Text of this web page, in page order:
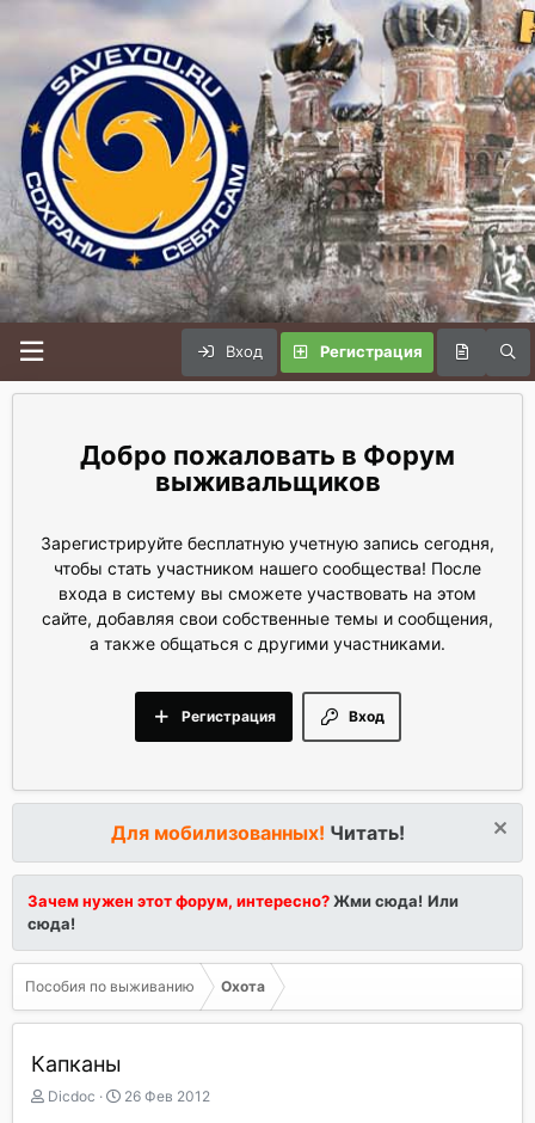
Вход Регистрация
Форум
выживальщиков
Зарегистрируйте бесплатную учетную запись сегодня,
чтобы стать участником нашего сообщества! После
входа в систему вы сможете участвовать на этом
сайте, добавляя свои собственные темы и сообщения,
а также общаться с другими участниками.
Вход
Регистрация
Для мобилизованных! Читать!
Зачем нужен этот форум, интересно?Жми сюда! Или
сюда!
Пособия по выживанию Охота
Капканы
А
Dicdoc
Д
26 Фев 2012